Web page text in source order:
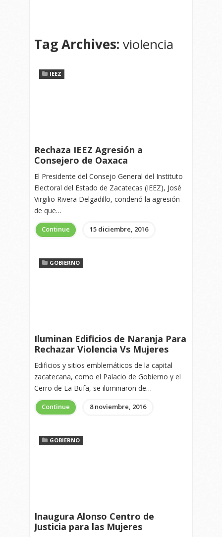
Tag Archives: violencia
IEEZ
Rechaza IEEZ Agresión a
Consejero de Oaxaca
El Presidente del Consejo General del Instituto
Electoral del Estado de Zacatecas (IEEZ), José
Virgilio Rivera Delgadillo, condenó la agresión
de que…
Continue 15 diciembre, 2016
GOBIERNO
Iluminan Edificios de Naranja Para
Rechazar Violencia Vs Mujeres
Edificios y sitios emblemáticos de la capital
zacatecana, como el Palacio de Gobierno y el
Cerro de La Bufa, se iluminaron de…
Continue 8 noviembre, 2016
GOBIERNO
Inaugura Alonso Centro de
Justicia para las Mujeres